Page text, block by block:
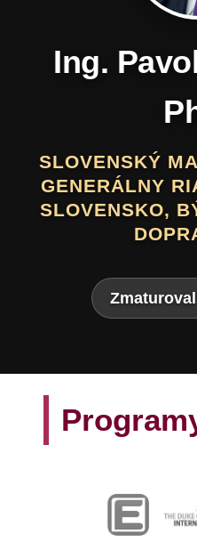
SLOVENSKÝ
DRAMATIK,
VÝTVARNÍK A
PRE DETI